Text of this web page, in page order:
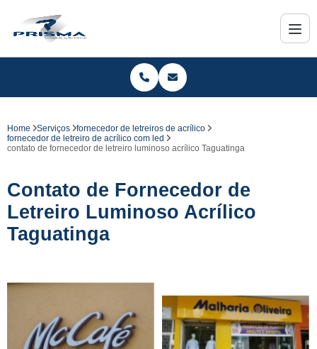
Home Serviços
fornecedor de letreiros de acrílico
fornecedor de letreiro de acrílico com led
contato de fornecedor de letreiro luminoso acrílico Taguatinga
Contato de Fornecedor de
Letreiro Luminoso Acrílico
Taguatinga